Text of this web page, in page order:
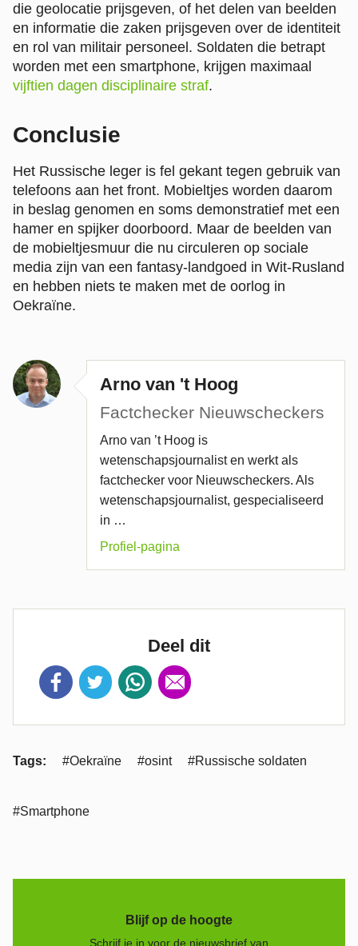
die geolocatie prijsgeven, of het delen van beelden
en informatie die zaken prijsgeven over de identiteit
en rol van militair personeel. Soldaten die betrapt
worden met een smartphone, krijgen maximaal
vijftien dagen disciplinaire straf.
Conclusie
Het Russische leger is fel gekant tegen gebruik van
telefoons aan het front. Mobieltjes worden daarom
in beslag genomen en soms demonstratief met een
hamer en spijker doorboord. Maar de beelden van
de mobieltjesmuur die nu circuleren op sociale
media zijn van een fantasy-landgoed in Wit-Rusland
en hebben niets te maken met de oorlog in
Oekraïne.
Arno van 't Hoog
Factchecker Nieuwscheckers
Arno van ’t Hoog is
wetenschapsjournalist en werkt als
factchecker voor Nieuwscheckers. Als
wetenschapsjournalist, gespecialiseerd
in …
Profiel-pagina
Deel dit
Tags: #Oekraïne #osint #Russische soldaten
#Smartphone
Blijf op de hoogte
Schrijf je in voor de nieuwsbrief van